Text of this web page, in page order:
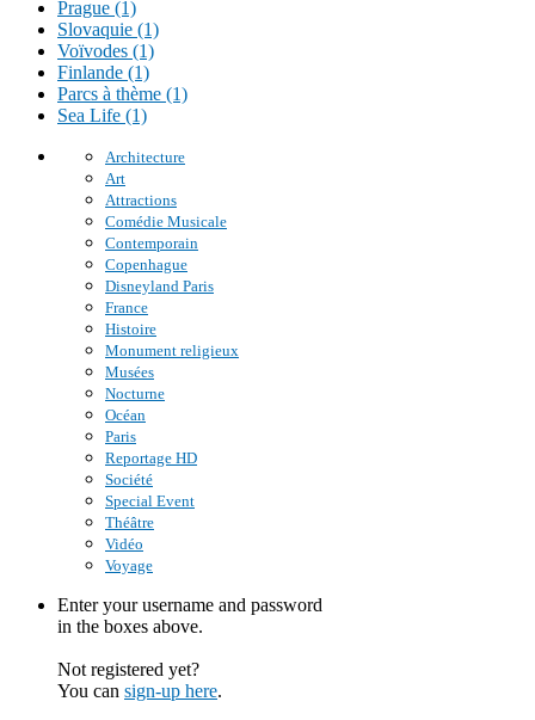
Prague (1)
Slovaquie (1)
Voïvodes (1)
Finlande (1)
Parcs à thème (1)
Sea Life (1)
Architecture
Art
Attractions
Comédie Musicale
Contemporain
Copenhague
Disneyland Paris
France
Histoire
Monument religieux
Musées
Nocturne
Océan
Paris
Reportage HD
Société
Special Event
Théâtre
Vidéo
Voyage
Enter your username and password
in the boxes above.
Not registered yet?
You can sign-up here.